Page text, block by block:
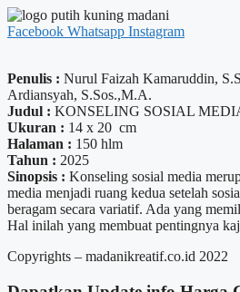
Facebook Whatsapp Instagram
Penulis : Nurul Faizah Kamaruddin,
Ardiansyah, S.Sos.,M.A.
Judul : KONSELING SOSIAL
Ukuran : 14 x 20 cm
Halaman : 150 hlm
Tahun : 2025
Sinopsis : Konseling sosial media
media menjadi ruang kedua setelah
beragam secara variatif. Ada yang
Hal inilah yang membuat pentingnya
Copyrights – madanikreatif.co.id 2022